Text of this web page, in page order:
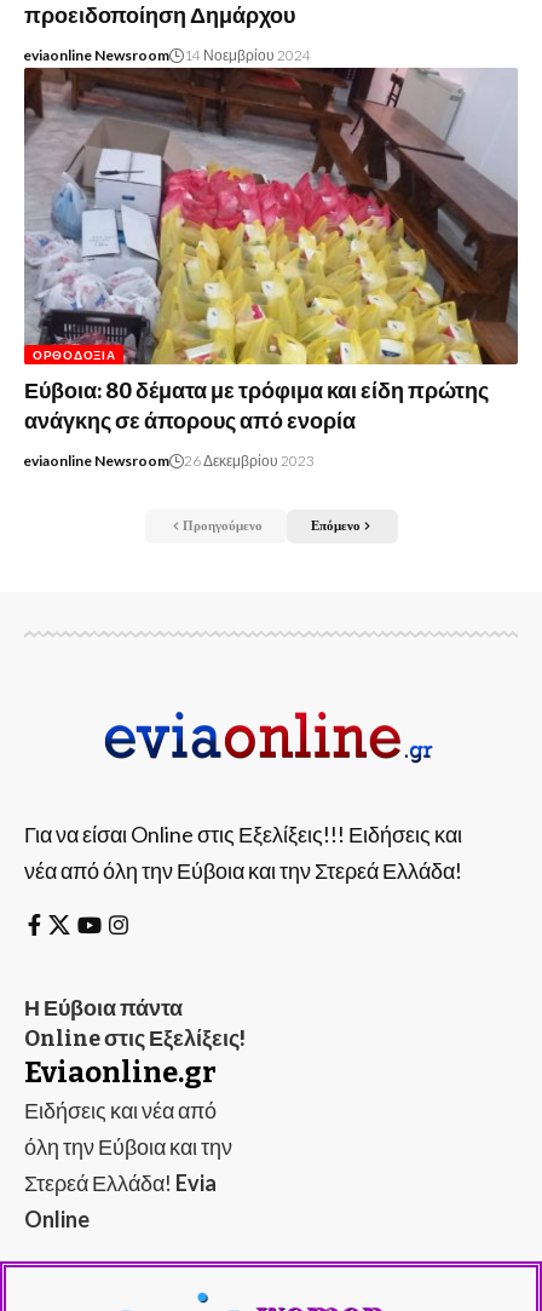
προειδοποίηση Δημάρχου
eviaonline Newsroom 14 Νοεμβρίου 2024
ΟΡΘΟΔΟΞΊΑ
Εύβοια: 80 δέματα με τρόφιμα και είδη πρώτης
ανάγκης σε άπορους από ενορία
eviaonline Newsroom 26 Δεκεμβρίου 2023
Προηγούμενο Επόμενο
Για να είσαι Online στις Εξελίξεις!!! Ειδήσεις και
νέα από όλη την Εύβοια και την Στερεά Ελλάδα!
Η Εύβοια πάντα
Online στις Εξελίξεις!
Eviaonline.gr
Ειδήσεις και νέα από
όλη την Εύβοια και την
Στερεά Ελλάδα! Evia
Online